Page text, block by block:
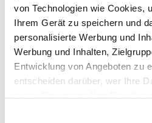
von Technologien wie Cookies,
Ihrem Gerät zu speichern und
personalisierte Werbung und
Werbung und Inhalten,
Entwicklung von Angeboten zu
entscheiden darüber, wer Ihre
Porträt
Zwischen
Transformation